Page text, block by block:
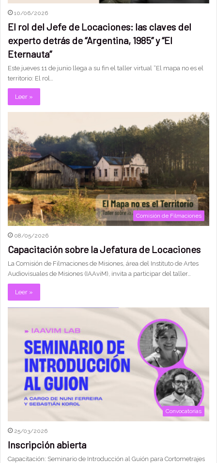
10/06/2026
El rol del Jefe de Locaciones: las claves del
experto detrás de “Argentina, 1985” y “El
Eternauta”
Este jueves 11 de junio llega a su fin el taller virtual “El mapa no es el
territorio: El rol…
Leer »
Comisión de Filmaciones
08/05/2026
Capacitación sobre la Jefatura de Locaciones
La Comisión de Filmaciones de Misiones, área del Instituto de Artes
Audiovisuales de Misiones (IAAviM), invita a participar del taller…
Leer »
Convocatorias
25/03/2026
Inscripción abierta
Capacitación: Seminario de Introducción al Guión para Cortometrajes